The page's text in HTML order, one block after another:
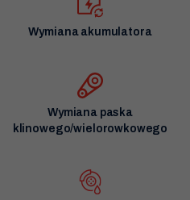
Wymiana akumulatora
Wymiana paska
klinowego/wielorowkowego